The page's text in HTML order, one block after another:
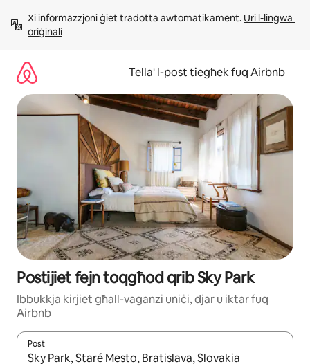
għall-
kontenut
Xi informazzjoni ġiet tradotta awtomatikament. Uri l-lingwa
oriġinali
Tella' l-post tiegħek fuq Airbnb
Postijiet fejn toqgħod qrib Sky Park
Ibbukkja kirjiet għall-vaganzi uniċi, djar u iktar fuq
Airbnb
Post
Meta r-riżultati jkunu disponibbli, tista' tmur minn riżultat